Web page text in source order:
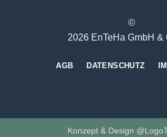
©
2026 EnTeHa GmbH &
AGB DATENSCHUTZ
Konzept & Design